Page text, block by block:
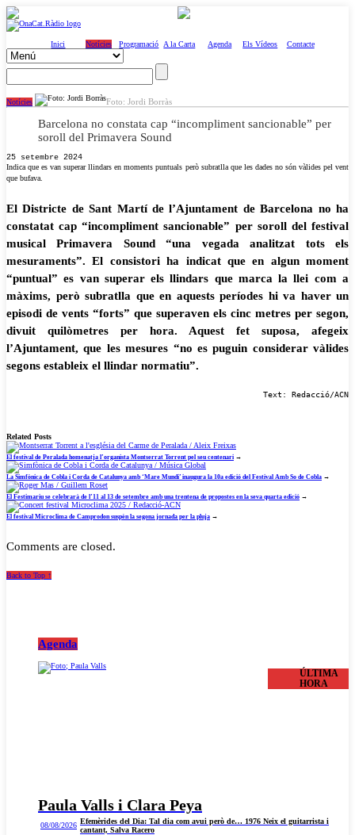
Inici Notícies Programació A la Carta Agenda Els Vídeos Contacte
Notícies Foto: Jordi Borràs
Barcelona no constata cap “incompliment sancionable” per
soroll del Primavera Sound
25 setembre 2024
Indica que es van superar llindars en moments puntuals però subratlla que les dades no són vàlides pel vent
que bufava.
El Districte de Sant Martí de l’Ajuntament de Barcelona no ha
constatat cap “incompliment sancionable” per soroll del festival
musical Primavera Sound “una vegada analitzat tots els
mesuraments”. El consistori ha indicat que en algun moment
“puntual” es van superar els llindars que marca la llei com a
màxims, però subratlla que en aquests períodes hi va haver un
episodi de vents “forts” que superaven els cinc metres per segon,
divuit quilòmetres per hora. Aquest fet suposa, afegeix
l’Ajuntament, que les mesures “no es puguin considerar vàlides
segons estableix el llindar normatiu”.
Text: Redacció/ACN
Related Posts
El festival de Peralada homenatja l’organista Montserrat Torrent pel seu centenari →
La Simfònica de Cobla i Corda de Catalunya amb ‘Mare Mundi’ inaugura la 10a edició del Festival Amb So de Cobla →
El Festimariu se celebrarà de l’11 al 13 de setembre amb una trentena de propostes en la seva quarta edició →
El festival Microclima de Camprodon suspèn la segona jornada per la pluja →
Comments are closed.
Back to Top ↑
Agenda
Paula Valls i Clara Peya
ÚLTIMA
HORA
08/08/2026 Efemèrides del Dia: Tal dia com avui però de… 1976 Neix el guitarrista i
cantant, Salva Racero